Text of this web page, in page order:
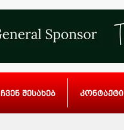
ჩვენ შესახებ კონტაქტი